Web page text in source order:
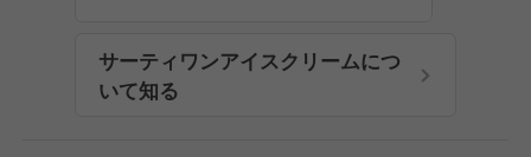
サーティワンアイスクリームにつ
いて知る